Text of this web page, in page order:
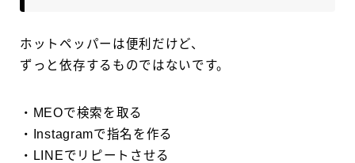
ホットペッパーは便利だけど、
ずっと依存するものではないです。
・MEOで検索を取る
・Instagramで指名を作る
・LINEでリピートさせる